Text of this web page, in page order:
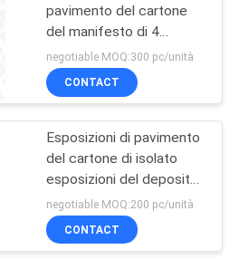
pavimento del cartone
del manifesto di 4
scaffali 1, scaffali di
esposizione del
pavimento con i divisori
negotiable MOQ:300 pc/unità
CONTACT
Esposizioni di pavimento
del cartone di isolato
esposizioni del deposito
del cartone del pannello
laterale di 2 strati
negotiable MOQ:200 pc/unità
CONTACT